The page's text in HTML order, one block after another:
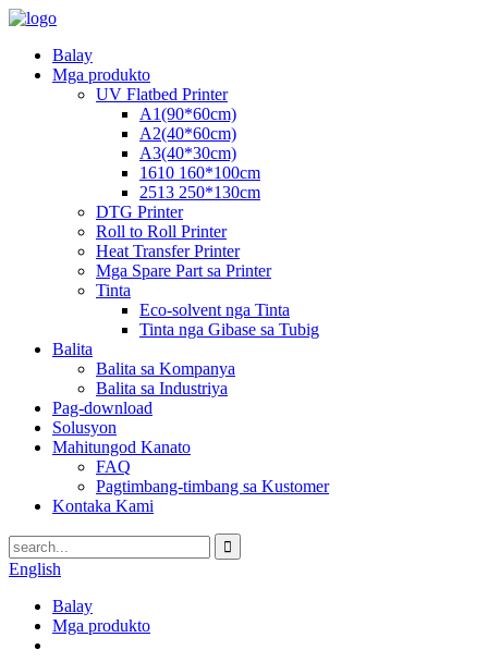
Balay
Mga produkto
UV Flatbed Printer
A1(90*60cm)
A2(40*60cm)
A3(40*30cm)
1610 160*100cm
2513 250*130cm
DTG Printer
Roll to Roll Printer
Heat Transfer Printer
Mga Spare Part sa Printer
Tinta
Eco-solvent nga Tinta
Tinta nga Gibase sa Tubig
Balita
Balita sa Kompanya
Balita sa Industriya
Pag-download
Solusyon
Mahitungod Kanato
FAQ
Pagtimbang-timbang sa Kustomer
Kontaka Kami
English
Balay
Mga produkto